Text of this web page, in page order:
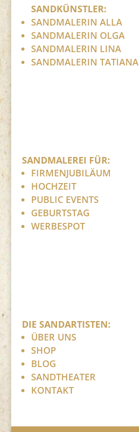
SANDKÜNSTLER:
SANDMALERIN ALLA
SANDMALERIN OLGA
SANDMALERIN LINA
SANDMALERIN TATIANA
SANDMALEREI FÜR:
FIRMENJUBILÄUM
HOCHZEIT
PUBLIC EVENTS
GEBURTSTAG
WERBESPOT
DIE SANDARTISTEN:
ÜBER UNS
SHOP
BLOG
SANDTHEATER
KONTAKT